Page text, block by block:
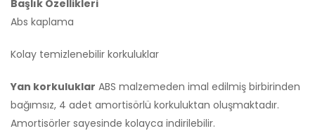
Başlık Özellikleri
Abs kaplama
Kolay temizlenebilir korkuluklar
Yan korkuluklar ABS malzemeden imal edilmiş birbirinden
bağımsız, 4 adet amortisörlü korkuluktan oluşmaktadır.
Amortisörler sayesinde kolayca indirilebilir.